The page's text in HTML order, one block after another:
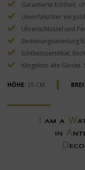
Garantierte Echtheit,
Unverfälschter
Uhrenschlüssel und
Bedienungsanleitung
Echtheitszertifikat,
Klingelton alte Glocke.
HÖHE: 25 CM